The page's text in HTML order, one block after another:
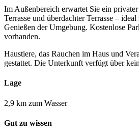
Im Außenbereich erwartet Sie ein
Terrasse und überdachter Terrasse –
Genießen der Umgebung. Kostenlose
vorhanden.
Haustiere, das Rauchen im Haus und
gestattet. Die Unterkunft verfügt über
Lage
2,9 km zum Wasser
Gut zu wissen